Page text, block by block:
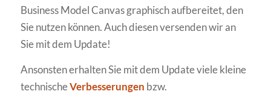
Business Model Canvas graphisch aufbereitet, den
Sie nutzen können. Auch diesen versenden wir an
Sie mit dem Update!
Ansonsten erhalten Sie mit dem Update viele kleine
technischeVerbesserungen bzw.